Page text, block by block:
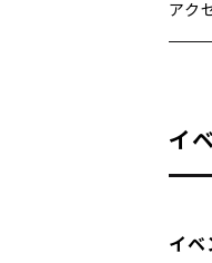
アク
イ
イベ